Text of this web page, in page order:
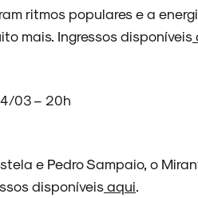
ritmos populares e a
mais. Ingressos disponíveis
03 – 20h
e Pedro Sampaio, o
disponíveisaqui